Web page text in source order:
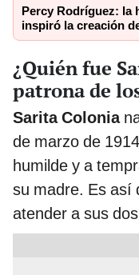
Percy Rodríguez: la
inspiró la creación
¿Quién fue
patrona de
Sarita Colonia
de marzo de
humilde y a
su madre. Es así
atender a sus